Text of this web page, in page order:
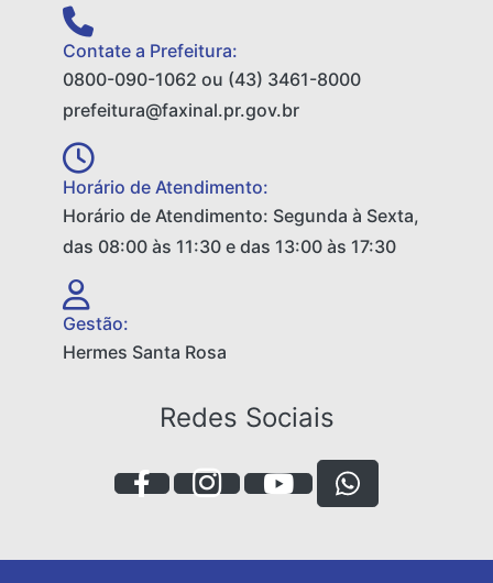
Contate a Prefeitura:
0800-090-1062 ou (43) 3461-8000
prefeitura@faxinal.pr.gov.br
Horário de Atendimento:
Horário de Atendimento: Segunda à Sexta,
das 08:00 às 11:30 e das 13:00 às 17:30
Gestão:
Hermes Santa Rosa
Redes Sociais